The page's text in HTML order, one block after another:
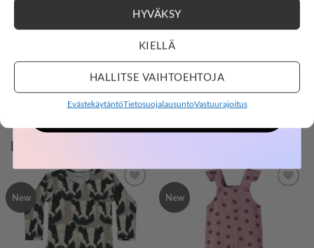
HYVÄKSY
KIELLÄ
HALLITSE VAIHTOEHTOJA
EvästekäytäntöTietosuojalausuntoVastuurajoitus
Kokotaulukko
Lisää bodyja
New
LISÄÄ
SUOSIKKEIHIN
New
LISÄÄ
SUOSIKKEIHIN
Countdown ends in:
0308
hours
::46
46
minutes
:23
OSTOKSILLE